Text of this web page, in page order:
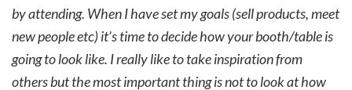
by attending. When I have set my goals (sell products, meet
new people etc) it’s time to decide how your booth/table is
going to look like. I really like to take inspiration from
others but the most important thing is not to look at how